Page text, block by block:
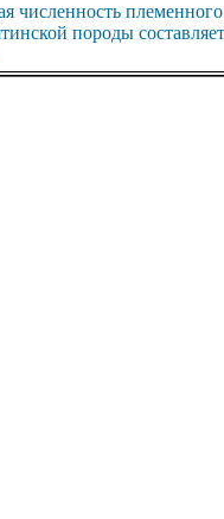
численность племенного
породы